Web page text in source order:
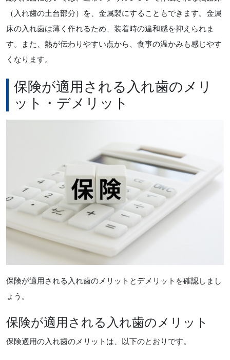
（入れ歯の土台部分）を、金属製にすることもできます。金属
床の入れ歯は薄く作れるため、装着時の違和感を抑えられま
す。また、熱が伝わりやすい点から、食事の温かみも感じやす
くなります。
保険が適用される入れ歯のメリ
ット・デメリット
保険が適用される入れ歯のメリットとデメリットを確認しまし
ょう。
保険が適用される入れ歯のメリット
保険適用の入れ歯のメリットは、以下のとおりです。